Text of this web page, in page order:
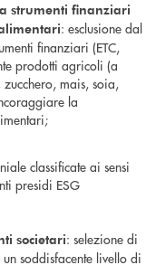
strumenti finanziari
: esclusione dal
finanziari (ETC,
prodotti agricoli (a
mais, soia,
la
classificate ai sensi
presidi ESG
societari: selezione di
soddisfacente livello di